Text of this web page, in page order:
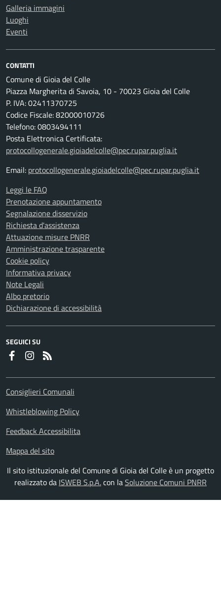
Galleria immagini
Luoghi
Eventi
CONTATTI
Comune di Gioia del Colle
Piazza Margherita di Savoia, 10 - 70023 Gioia del Colle
P. IVA: 02411370725
Codice Fiscale: 82000010726
Telefono: 0803494111
Posta Elettronica Certificata:
protocollogenerale.gioiadelcolle@pec.rupar.puglia.it
Email: protocollogenerale.gioiadelcolle@pec.rupar.puglia.it
Leggi le FAQ
Prenotazione appuntamento
Segnalazione disservizio
Richiesta d'assistenza
Attuazione misure PNRR
Amministrazione trasparente
Cookie policy
Informativa privacy
Note Legali
Albo pretorio
Dichiarazione di accessibilità
SEGUICI SU
FaceboookInstagram
Consiglieri Comunali
Whistleblowing Policy
Feedback Accessibilita
Mappa del sito
Il sito istituzionale del Comune di Gioia del Colle è un progetto
realizzato da ISWEB S.p.A.con laSoluzione Comuni PNRR